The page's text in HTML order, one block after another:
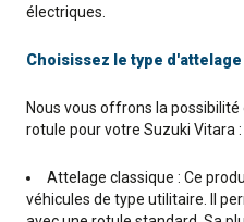
électriques.
Choisissez le type
Nous vous offrons la
rotule pour votre Suzuki Vitara :
Attelage classique : Ce
véhicules de type utilitaire. Il